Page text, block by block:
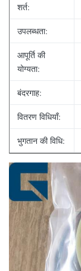
शर्त:
उपलब्धता:
आपूर्ति की
योग्यता:
बंदरगाह:
वितरण विधियाँ:
भुगतान की विधि: